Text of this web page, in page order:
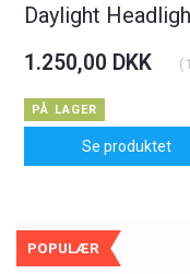
Daylight
1.250,00 DKK (
PÅ LAGER
Se produktet
POPULÆR